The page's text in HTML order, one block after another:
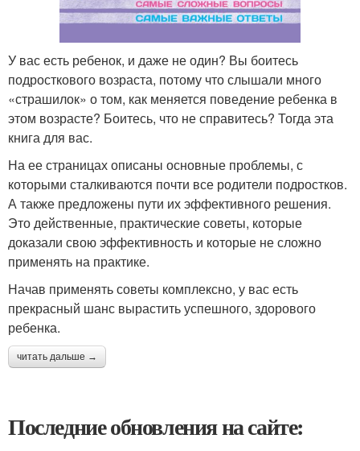
У вас есть ребенок, и даже не один? Вы боитесь
подросткового возраста, потому что слышали много
«страшилок» о том, как меняется поведение ребенка в
этом возрасте? Боитесь, что не справитесь? Тогда эта
книга для вас.
На ее страницах описаны основные проблемы, с
которыми сталкиваются почти все родители подростков.
А также предложены пути их эффективного решения.
Это действенные, практические советы, которые
доказали свою эффективность и которые не сложно
применять на практике.
Начав применять советы комплексно, у вас есть
прекрасный шанс вырастить успешного, здорового
ребенка.
читать дальше →
Последние обновления на сайте: